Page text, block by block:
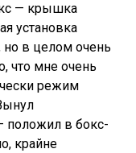
— крышка
установка
в целом очень
что мне очень
режим
положил в бокс-
крайне